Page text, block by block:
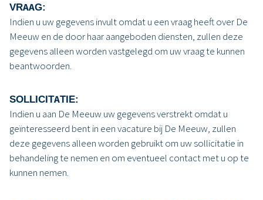
VRAAG:
Indien u uw gegevens invult omdat u een vraag heeft over De
Meeuw en de door haar aangeboden diensten, zullen deze
gegevens alleen worden vastgelegd om uw vraag te kunnen
beantwoorden.
SOLLICITATIE:
Indien u aan De Meeuw uw gegevens verstrekt omdat u
geïnteresseerd bent in een vacature bij De Meeuw, zullen
deze gegevens alleen worden gebruikt om uw sollicitatie in
behandeling te nemen en om eventueel contact met u op te
kunnen nemen.